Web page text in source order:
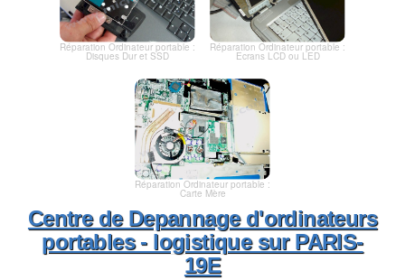
Réparation Ordinateur portable :
Disques Dur et SSD
Réparation Ordinateur portable :
Ecrans LCD ou LED
Réparation Ordinateur portable :
Carte Mère
Centre de Depannage d'ordinateurs
portables - logistique sur PARIS-
19E